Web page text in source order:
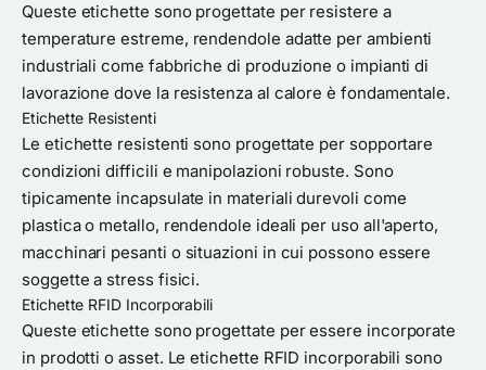
Queste etichette sono progettate per resistere a
temperature estreme, rendendole adatte per ambienti
industriali come fabbriche di produzione o impianti di
lavorazione dove la resistenza al calore è fondamentale.
Etichette Resistenti
Le etichette resistenti sono progettate per sopportare
condizioni difficili e manipolazioni robuste. Sono
tipicamente incapsulate in materiali durevoli come
plastica o metallo, rendendole ideali per uso all'aperto,
macchinari pesanti o situazioni in cui possono essere
soggette a stress fisici.
Etichette RFID Incorporabili
Queste etichette sono progettate per essere incorporate
in prodotti o asset. Le etichette RFID incorporabili sono